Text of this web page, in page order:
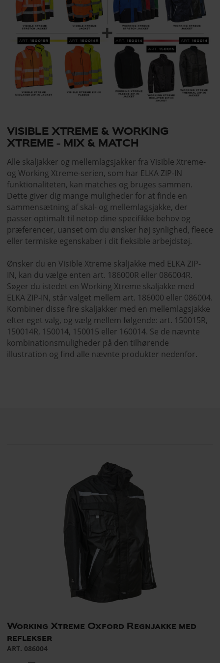
VISIBLE XTREME & WORKING
XTREME - MIX & MATCH
Alle skaljakker og mellemlagsjakker fra Visible Xtreme-
og Working Xtreme-serien, som har ELKA ZIP-IN
funktionaliteten, kan matches og bruges sammen.
Dette giver dig mange muligheder for at finde en
sammensætning af skal- og mellemlagsjakke, der
passer optimalt til netop dine specifikke behov og
præferencer, uanset om du ønsker høj synlighed, fleece
eller termiske egenskaber i dit fleksible arbejdstøj.
Ønsker du en Visible Xtreme skaljakke med ELKA ZIP-
IN, kan du vælge enten art. 186000R eller 086004R.
Søger du istedet en Working Xtreme skaljakke med
ELKA ZIP-IN, står valget mellem art. 186000 eller 086004.
Kombiner disse fire skaljakker med en mellemlagsjakke
efter eget valg, og vælg mellem følgende: art. 150015R,
150014R, 150014, 150015 eller 160014. Se de nævnte
kombinationsmuligheder på den tilhørende
illustration og find alle nævnte produkter nedenfor.
Working Xtreme Oxford Regnjakke med
reflekser
ART. 086004